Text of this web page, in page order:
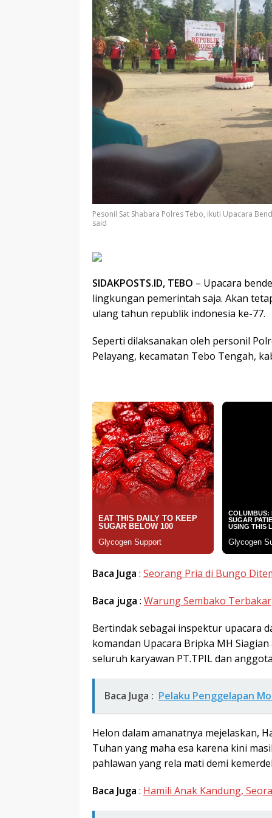
Pesonil Sat Shabara Polres Tebo, ikuti Upacara
said
SIDAKPOSTS.ID, TEBO – Upacara
lingkungan pemerintah saja. Akan
ulang tahun republik indonesia ke-77.
Seperti dilaksanakan oleh personil
Pelayang, kecamatan Tebo Tengah,
Baca Juga : Seorang Pria di Bungo
Baca juga : Warung Sembako
Bertindak sebagai inspektur upacara
komandan Upacara Bripka MH
seluruh karyawan PT.TPIL dan
Baca Juga : Pelaku Penggelapan
Helon dalam amanatnya mejelaskan,
Tuhan yang maha esa karena kini
pahlawan yang rela mati demi
Baca Juga : Hamili Anak Kandung,